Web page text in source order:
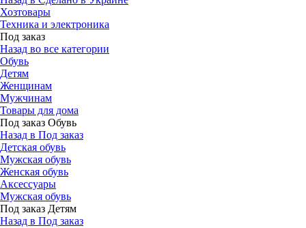
Хозтовары
Техника и электроника
Под заказ
Назад во все категории
Обувь
Детям
Женщинам
Мужчинам
Товары для дома
Под заказ Обувь
Назад в Под заказ
Детская обувь
Мужская обувь
Женская обувь
Аксессуары
Мужская обувь
Под заказ Детям
Назад в Под заказ